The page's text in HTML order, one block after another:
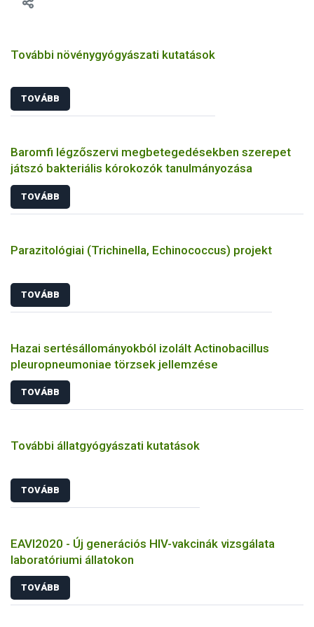
További növénygyógyászati kutatások
TOVÁBB
Baromfi légzőszervi megbetegedésekben szerepet
játszó bakteriális kórokozók tanulmányozása
TOVÁBB
Parazitológiai (Trichinella, Echinococcus) projekt
TOVÁBB
Hazai sertésállományokból izolált Actinobacillus
pleuropneumoniae törzsek jellemzése
TOVÁBB
További állatgyógyászati kutatások
TOVÁBB
EAVI2020 - Új generációs HIV-vakcinák vizsgálata
laboratóriumi állatokon
TOVÁBB